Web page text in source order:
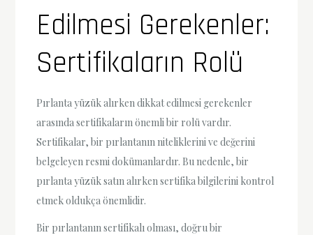
Edilmesi Gerekenler:
Sertifikaların Rolü
Pırlanta yüzük alırken dikkat edilmesi gerekenler
arasında sertifikaların önemli bir rolü vardır.
Sertifikalar, bir pırlantanın niteliklerini ve değerini
belgeleyen resmi dokümanlardır. Bu nedenle, bir
pırlanta yüzük satın alırken sertifika bilgilerini kontrol
etmek oldukça önemlidir.
Bir pırlantanın sertifikalı olması, doğru bir